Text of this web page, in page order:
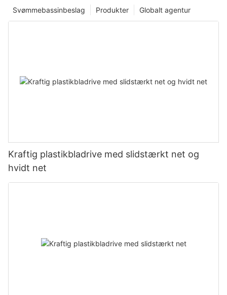
Globalt agentur
Produkter
Svømmebassinbeslag
Kraftig plastikbladrive med slidstærkt net og
hvidt net